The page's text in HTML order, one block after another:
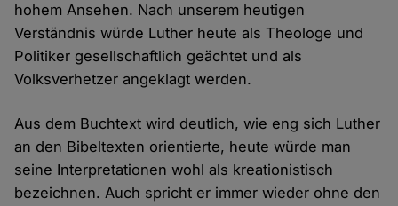
hohem Ansehen. Nach unserem heutigen
Verständnis würde Luther heute als Theologe und
Politiker gesellschaftlich geächtet und als
Volksverhetzer angeklagt werden.
Aus dem Buchtext wird deutlich, wie eng sich Luther
an den Bibeltexten orientierte, heute würde man
seine Interpretationen wohl als kreationistisch
bezeichnen. Auch spricht er immer wieder ohne den